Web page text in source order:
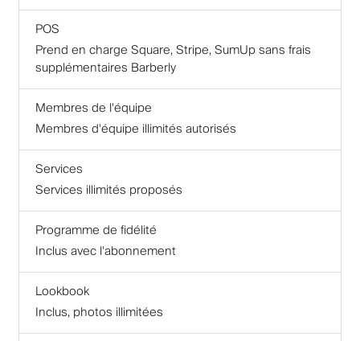
POS
Prend en charge Square, Stripe, SumUp sans frais
supplémentaires Barberly
Membres de l'équipe
Membres d'équipe illimités autorisés
Services
Services illimités proposés
Programme de fidélité
Inclus avec l'abonnement
Lookbook
Inclus, photos illimitées